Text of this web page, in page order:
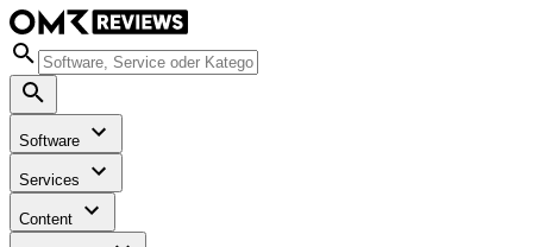
Software
Services
Content